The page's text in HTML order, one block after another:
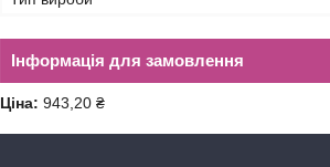
Інформація для замовлення
Ціна: 943,20 ₴